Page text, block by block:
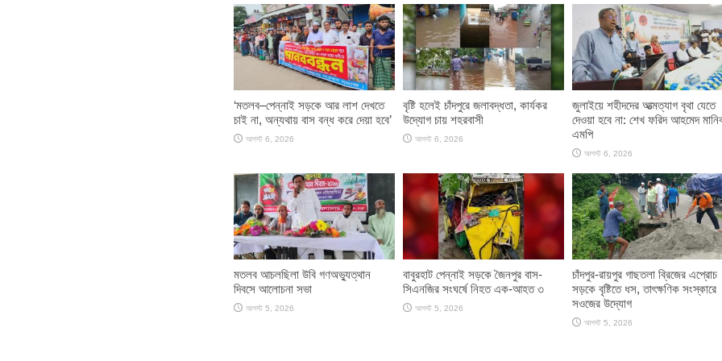
‘মতলব–পেন্নাই সড়কে আর লাশ দেখতে
চাই না, অন্যথায় বাস বন্ধ করে দেয়া হবে’
আগস্ট 6, 2026
বৃষ্টি হলেই চাঁদপুরে জলাবদ্ধতা, কার্যকর
উদ্যোগ চায় শহরবাসী
আগস্ট 6, 2026
জুলাইয়ে শহীদদের আত্মত্যাগ বৃথা যেতে
দেওয়া হবে না: শেখ ফরিদ আহমেদ
এমপি
আগস্ট 6, 2026
মতলব আচলছিলা উবি গণঅভ্যুত্থান
দিবসে আলোচনা সভা
আগস্ট 5, 2026
বাবুরহাট পেন্নাই সড়কে জৈনপুর বাস-
সিএনজির সংঘর্ষে নিহত এক-আহত ৩
আগস্ট 5, 2026
চাঁদপুর-রায়পুর গাছতলা ব্রিজের এপ্রোচ
সড়কে বৃষ্টিতে ধস, তাৎক্ষণিক সংস্কারে
সওজের উদ্যোগ
আগস্ট 5, 2026